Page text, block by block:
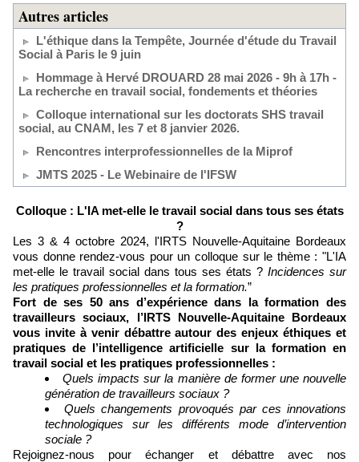
Autres articles
L'éthique dans la Tempête, Journée d'étude du Travail
Social à Paris le 9 juin
Hommage à Hervé DROUARD 28 mai 2026 - 9h à 17h -
La recherche en travail social, fondements et théories
Colloque international sur les doctorats SHS travail
social, au CNAM, les 7 et 8 janvier 2026.
Rencontres interprofessionnelles de la Miprof
JMTS 2025 - Le Webinaire de l'IFSW
Colloque : L'IA met-elle le travail social dans tous ses états
?
Les 3 & 4 octobre 2024, l'IRTS Nouvelle-Aquitaine Bordeaux
vous donne rendez-vous pour un colloque sur le thème : "L'IA
met-elle le travail social dans tous ses états ? Incidences sur
les pratiques professionnelles et la formation.”
Fort de ses 50 ans d’expérience dans la formation des
travailleurs sociaux, l’IRTS Nouvelle-Aquitaine Bordeaux
vous invite à venir débattre autour des enjeux éthiques et
pratiques de l’intelligence artificielle sur la formation en
travail social et les pratiques professionnelles :
Quels impacts sur la manière de former une nouvelle
génération de travailleurs sociaux ?
Quels changements provoqués par ces innovations
technologiques sur les différents mode d’intervention
sociale ?
Rejoignez-nous pour échanger et débattre avec nos